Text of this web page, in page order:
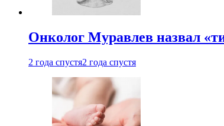
Онколог Муравлев назвал
2 года спустя2 года спустя